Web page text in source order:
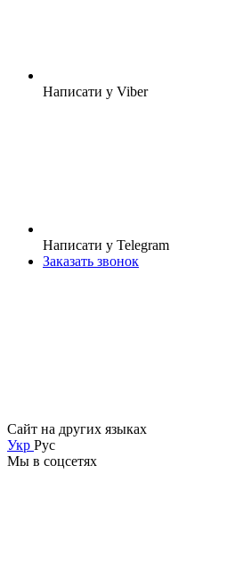
Написати у Viber
Написати у Telegram
Заказать звонок
Сайт на других языках
Укр Рус
Мы в соцсетях